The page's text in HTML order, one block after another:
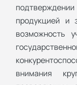
продукцией и
возможность
внимания